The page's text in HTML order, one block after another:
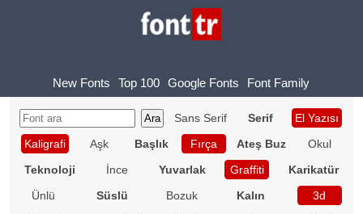
New Fonts Top 100 Google Fonts Font Family
Sans Serif Serif
El Yazısı
Kaligrafi
Aşk Başlık Fırça Ateş Buz
Okul
Teknoloji
İnce Yuvarlak Graffiti
Karikatür
Ünlü
Süslü Bozuk Kalın
3d